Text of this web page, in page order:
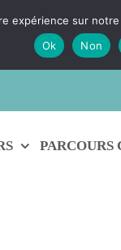
et métiers de
PARCOURS
expérience sur
Ok
Non